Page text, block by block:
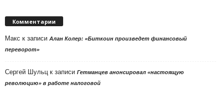
Комментарии
Макс к записи Алан Колер: «Биткоин произведет финансовый
переворот»
Сергей Шульцк записи Гетманцев анонсировал «настоящую
революцию» в работе налоговой